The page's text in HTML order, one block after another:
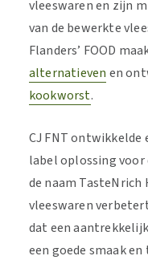
vleeswaren en zijn
van de bewerkte
Flanders’ FOOD
alternatieven en
kookworst.
CJ FNT ontwikkelde
label oplossing voor
de naam TasteNrich
vleeswaren
dat een
een goede smaak